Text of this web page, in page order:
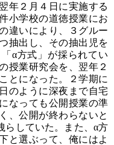
年２月４日に実施する
小学校の道徳授業にお
違いにより、３グルー
抽出し、その抽出児を
α方式」が採られてい
授業研究会を、翌年２
とになった。２学期に
のように深夜まで自宅
なっても公開授業の準
、公開が終わらないと
らしていた。また、α方
と選ぶって、俺にはよ